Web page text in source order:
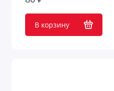
В корзину